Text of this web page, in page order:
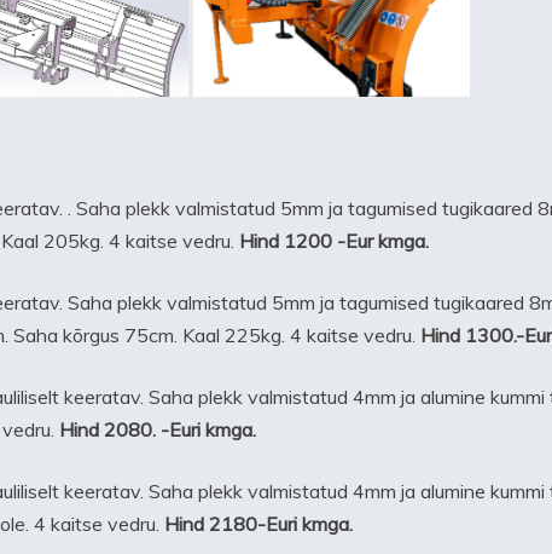
. Saha plekk valmistatud 5mm ja tagumised tugikaared
205kg. 4 kaitse vedru. Hind 1200 -Eur kmga.
Saha plekk valmistatud 5mm ja tagumised tugikaared
kõrgus 75cm. Kaal 225kg. 4 kaitse vedru. Hind 1300.-
keeratav. Saha plekk valmistatud 4mm ja alumine
Hind 2080. -Euri kmga.
keeratav. Saha plekk valmistatud 4mm ja alumine
4 kaitse vedru. Hind 2180-Euri kmga.